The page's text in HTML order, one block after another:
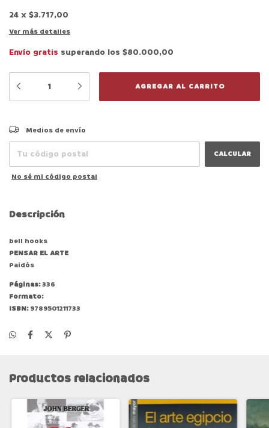
24 x $3.717,00
Ver más detalles
Envío gratis superando los $80.000,00
Entregas para el CP:
Medios de envío
CALCULAR
No sé mi código postal
Descripción
bell hooks
PENSAR EL ARTE
Paidós
Páginas:336
Formato:
ISBN:9789501211733
Productos relacionados